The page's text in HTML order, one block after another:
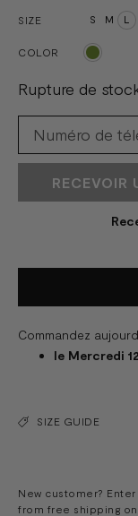
SIZE S M L
COLOR
Rupture de
RECEVOIR
Commandez
le Mercredi
SIZE GUIDE
New customer?
from free shipping